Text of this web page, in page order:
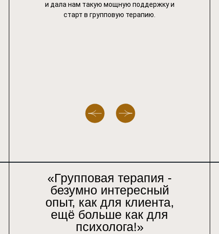
и дала нам такую мощную поддержку и
старт в групповую терапию.
«Групповая терапия -
безумно интересный
опыт, как для клиента,
ещё больше как для
психолога!»